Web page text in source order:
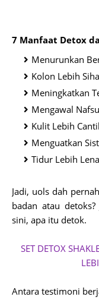
7 Manfaat Detox
Menurunkan
Kolon Lebih
Meningkatkan
Mengawal
Kulit Lebih
Menguatkan
Tidur Lebih Lena
Jadi, uols dah
badan atau
sini, apa itu detok.
SET DETOX
Antara testimoni